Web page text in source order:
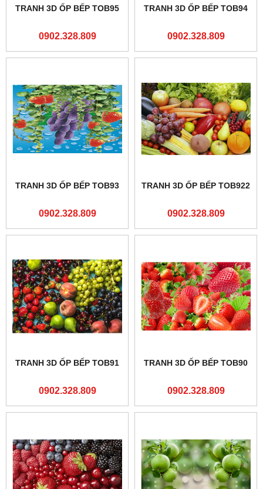
TRANH 3D ỐP BẾP TOB95
0902.328.809
TRANH 3D ỐP BẾP TOB94
0902.328.809
TRANH 3D ỐP BẾP TOB93
0902.328.809
TRANH 3D ỐP BẾP TOB922
0902.328.809
TRANH 3D ỐP BẾP TOB91
0902.328.809
TRANH 3D ỐP BẾP TOB90
0902.328.809